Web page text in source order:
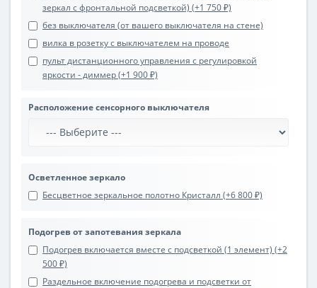
зеркал с фронтальной подсветкой) (+1 750 ₽)
без выключателя (от вашего выключателя на стене)
вилка в розетку с выключателем на проводе
пульт дистанционного управления с регулировкой
яркости - диммер (+1 900 ₽)
Расположение сенсорного выключателя
Осветленное зеркало
Бесцветное зеркальное полотно Кристалл (+6 800 ₽)
Подогрев от запотевания зеркала
Подогрев включается вместе с подсветкой (1 элемент) (+2
500 ₽)
Раздельное включение подогрева и подсветки от